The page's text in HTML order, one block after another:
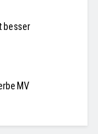
besser
MV